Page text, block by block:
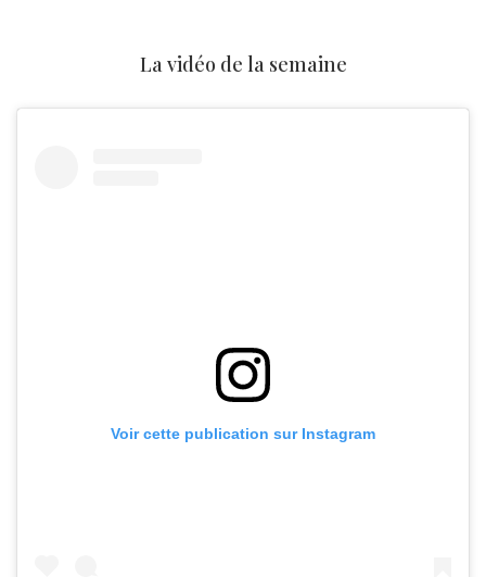
La vidéo de la semaine
Voir cette publication sur Instagram